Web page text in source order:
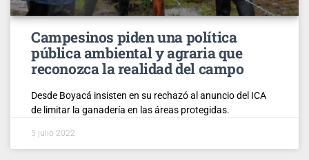
Campesinos piden una política
pública ambiental y agraria que
reconozca la realidad del campo
Desde Boyacá insisten en su rechazó al anuncio del ICA
de limitar la ganadería en las áreas protegidas.
5 julio 2022